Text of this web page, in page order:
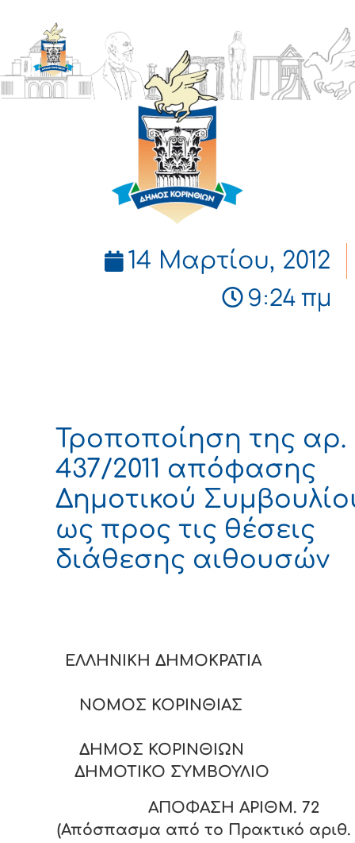
ΔΗΜΟΣ
ΚΟΡΙΝΘΙΩΝ
14 Μαρτίου, 2012
9:24 πμ
Τροποποίηση της αρ.
437/2011 απόφασης
Δημοτικού
ως προς τις θέσεις
διάθεσης αιθουσών
ΕΛΛΗΝΙΚΗ
ΝΟΜΟΣ ΚΟΡΙΝΘΙΑΣ
ΔΗΜΟΣ ΚΟΡΙΝΘΙΩΝ
ΔΗΜΟΤΙΚΟ ΣΥΜΒΟΥΛΙΟ
ΑΠΟΦΑΣΗ ΑΡΙΘΜ. 72
(Απόσπασμα από το Πρακτικό αριθ.